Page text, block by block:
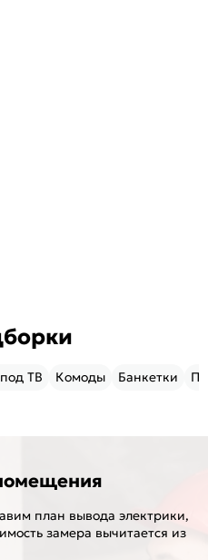
ТВ Комоды Банкетки
план вывода электрики,
замера вычитается из